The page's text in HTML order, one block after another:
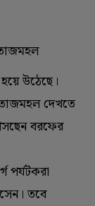
উঠেছে।
দেখতে
বরফের
পর্যটকরা
তবে